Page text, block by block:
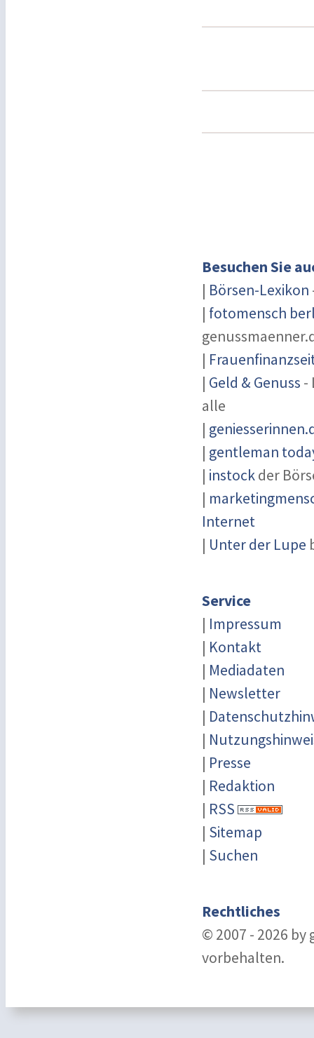
Besuchen Sie
| Börsen-Lexikon
| fotomensch
|
| Geld & Genuss -
alle
|
| gentleman
| instockder
|
Internet
| Unter der Lupe
Service
| Impressum
| Kontakt
| Mediadaten
| Newsletter
|
|
| Presse
| Redaktion
| RSS
| Sitemap
| Suchen
Rechtliches
© 2007 - 2026 by
vorbehalten.